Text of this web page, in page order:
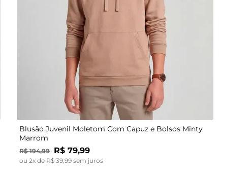
14 16
Blusão Juvenil Moletom Com Capuz e Bolsos Minty
Marrom
R$ 194,99 R$ 79,99
ou2x de R$ 39 ,99 sem juros